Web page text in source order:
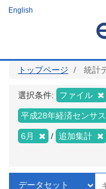
ツ
English
トップページ 統計
選択条件: ファイル
平成28年経済センサ
6月 追加集計